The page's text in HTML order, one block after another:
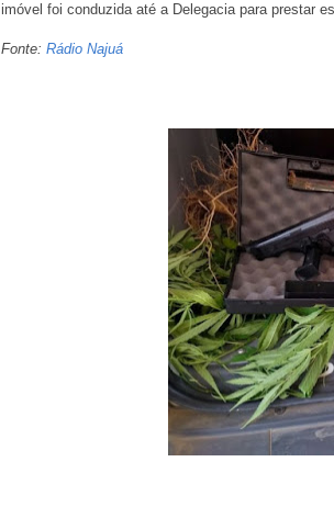
imóvel foi conduzida até a Delegacia para prestar
Fonte: Rádio Najuá